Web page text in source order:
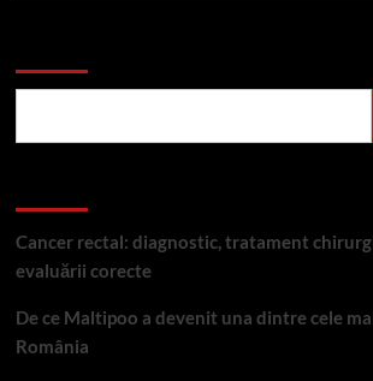
Cancer rectal: diagnostic, tratament
evaluării corecte
De ce Maltipoo a devenit una dintre cele
România